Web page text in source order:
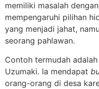
memiliki masalah
mempengaruhi pilihan
yang menjadi jahat,
seorang pahlawan.
Contoh termudah
Uzumaki. Ia mendapat
orang-orang di desa